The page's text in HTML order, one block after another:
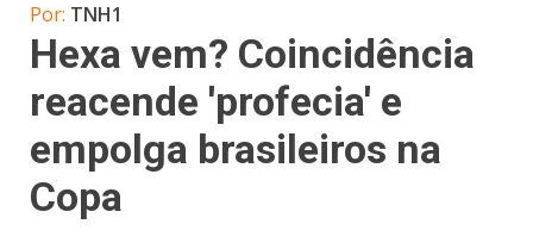
Por: TNH1
Hexa vem? Coincidência
reacende 'profecia' e
empolga brasileiros na
Copa